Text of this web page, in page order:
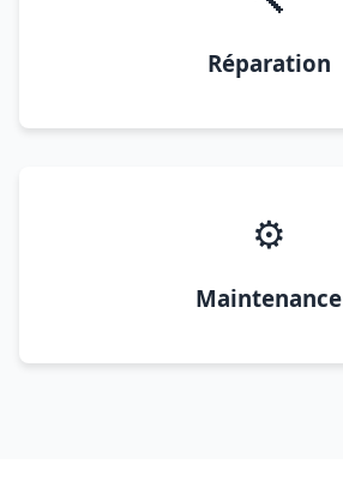
Réparation
⚙️
Maintenance